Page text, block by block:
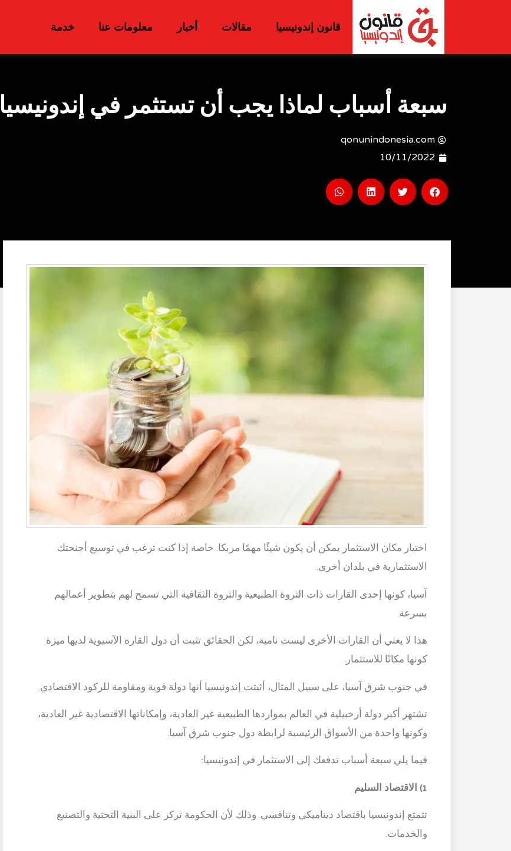
قانون إندونيسيا مقالات أخبار معلومات عنا خدمة
سبعة أسباب لماذا يجب أن تستثمر في إندونيسيا
qonunindonesia.com
10/11/2022
اختيار مكان الاستثمار يمكن أن يكون شيئًا مهمًا مربكا. خاصة إذا كنت ترغب في توسيع أجنحتك
الاستثمارية في بلدان أخرى.
آسيا، كونها إحدى القارات ذات الثروة الطبيعية والثروة الثقافية التي تسمح لهم بتطوير أعمالهم
بسرعة.
هذا لا يعني أن القارات الأخرى ليست نامية، لكن الحقائق تثبت أن دول القارة الآسيوية لديها ميزة
كونها مكانًا للاستثمار.
في جنوب شرق آسيا، على سبيل المثال، أثبتت إندونيسيا أنها دولة قوية ومقاومة للركود الاقتصادي.
تشتهر أكبر دولة أرخبيلية في العالم بمواردها الطبيعية غير العادية، وإمكاناتها الاقتصادية غير العادية،
وكونها واحدة من الأسواق الرئيسية لرابطة دول جنوب شرق آسيا.
فيما يلي سبعة أسباب تدفعك إلى الاستثمار في إندونيسيا:
1) الاقتصاد السليم
تتمتع إندونيسيا باقتصاد ديناميكي وتنافسي. وذلك لأن الحكومة تركز على البنية التحتية والتصنيع
والخدمات.